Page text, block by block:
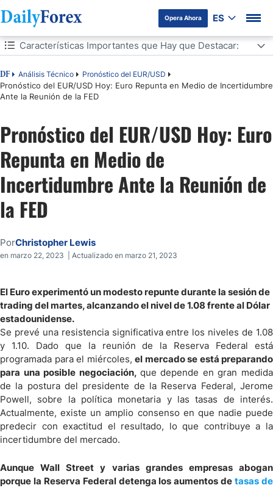
Opera Ahora ES
Tabla de contenidos
DF Análisis Técnico Pronóstico del EUR/USD
Pronóstico del EUR/USD Hoy: Euro Repunta en Medio de Incertidumbre
Ante la Reunión de la FED
Características Importantes que Hay que Destacar:
Características Importantes que Hay que Destacar:
Pronóstico del EUR/USD Hoy: Euro
Repunta en Medio de
Incertidumbre Ante la Reunión de
la FED
PorChristopher Lewis
en marzo 22, 2023 | Actualizado en marzo 21, 2023
El Euro experimentó un modesto repunte durante la sesión de
trading del martes, alcanzando el nivel de 1.08 frente al Dólar
estadounidense.
Se prevé una resistencia significativa entre los niveles de 1.08
y 1.10. Dado que la reunión de la Reserva Federal está
programada para el miércoles, el mercado se está preparando
para una posible negociación, que depende en gran medida
de la postura del presidente de la Reserva Federal, Jerome
Powell, sobre la política monetaria y las tasas de interés.
Actualmente, existe un amplio consenso en que nadie puede
predecir con exactitud el resultado, lo que contribuye a la
incertidumbre del mercado.
Aunque Wall Street y varias grandes empresas abogan
porque la Reserva Federal detenga los aumentos detasas de